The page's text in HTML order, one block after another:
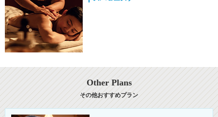
Other Plans
その他おすすめプラン